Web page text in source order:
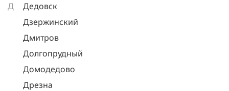
Д
Дедовск
Дзержинский
Дмитров
Долгопрудный
Домодедово
Дрезна